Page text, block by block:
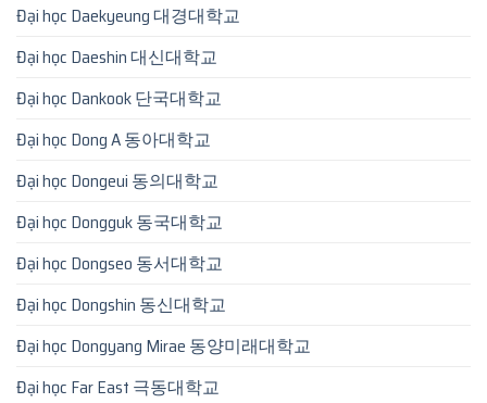
Đại học Daekyeung 대경대학교
Đại học Daeshin 대신대학교
Đại học Dankook 단국대학교
Đại học Dong A 동아대학교
Đại học Dongeui 동의대학교
Đại học Dongguk 동국대학교
Đại học Dongseo 동서대학교
Đại học Dongshin 동신대학교
Đại học Dongyang Mirae 동양미래대학교
Đại học Far East 극동대학교